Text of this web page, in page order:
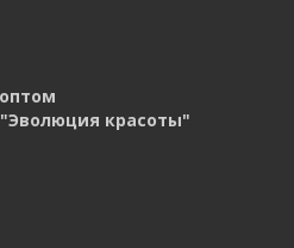
красоты"